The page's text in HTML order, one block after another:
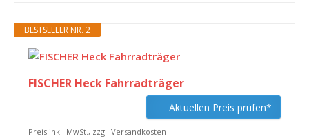
BESTSELLER NR. 2
FISCHER Heck Fahrradträger
Aktuellen Preis prüfen*
Preis inkl. MwSt., zzgl. Versandkosten